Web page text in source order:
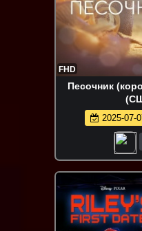
FHD
Песочник
2025-07-